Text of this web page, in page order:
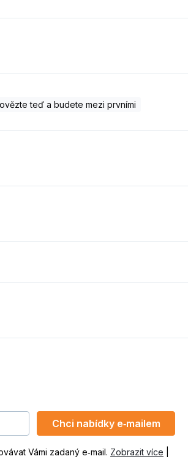
teď a budete mezi prvními
Chci nabídky e‑mailem
Vámi zadaný e‑mail. Zobrazit více